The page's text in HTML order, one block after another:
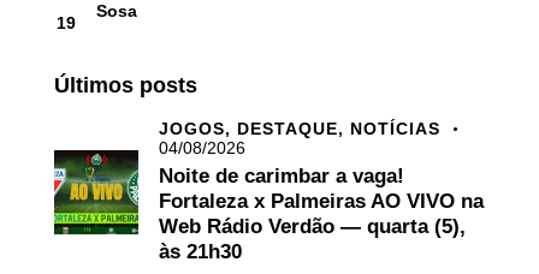
19
Sosa
Últimos posts
JOGOS, DESTAQUE, NOTÍCIAS
04/08/2026
Noite de carimbar a vaga!
Fortaleza x Palmeiras AO VIVO na
Web Rádio Verdão — quarta (5),
às 21h30